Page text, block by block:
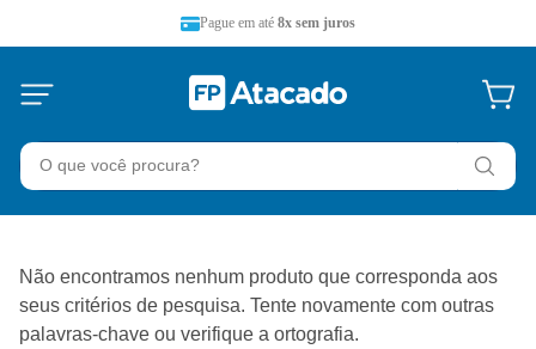
Pague em até 8x sem juros
O que você procura?
Não encontramos nenhum produto que corresponda aos
seus critérios de pesquisa. Tente novamente com outras
palavras-chave ou verifique a ortografia.